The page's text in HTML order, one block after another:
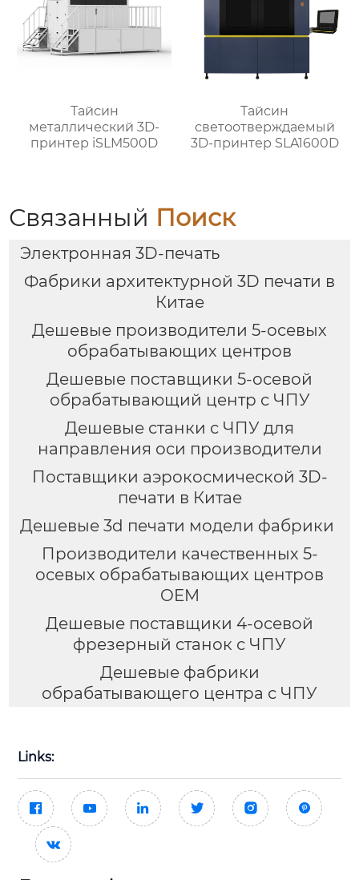
Тайсин
металлический 3D-
принтер iSLM500D
Тайсин
светоотверждаемый
3D-принтер SLA1600D
Связанный Поиск
Электронная 3D-печать
Фабрики архитектурной 3D печати в
Китае
Дешевые производители 5-осевых
обрабатывающих центров
Дешевые поставщики 5-осевой
обрабатывающий центр с ЧПУ
Дешевые станки с ЧПУ для
направления оси производители
Поставщики аэрокосмической 3D-
печати в Китае
Дешевые 3d печати модели фабрики
Производители качественных 5-
осевых обрабатывающих центров
OEM
Дешевые поставщики 4-осевой
фрезерный станок с ЧПУ
Дешевые фабрики
обрабатывающего центра с ЧПУ
Links:
     
